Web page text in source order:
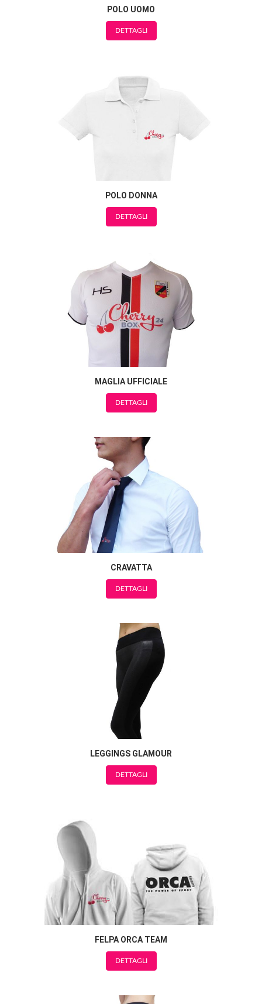
POLO UOMO
DETTAGLI
POLO DONNA
DETTAGLI
MAGLIA UFFICIALE
DETTAGLI
CRAVATTA
DETTAGLI
LEGGINGS GLAMOUR
DETTAGLI
FELPA ORCA TEAM
DETTAGLI